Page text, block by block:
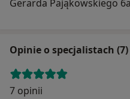
Gerarda Pająkowskiego
Opinie o specjalistach (7)
7 opinii